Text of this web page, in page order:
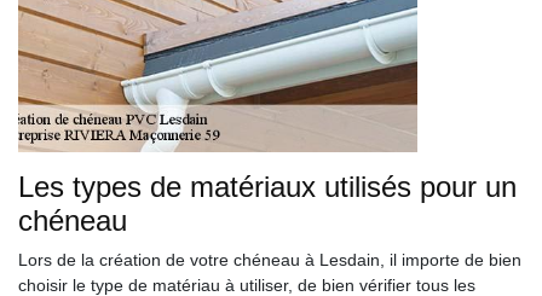
Les types de matériaux utilisés pour un
chéneau
Lors de la création de votre chéneau à Lesdain, il importe de bien
choisir le type de matériau à utiliser, de bien vérifier tous les